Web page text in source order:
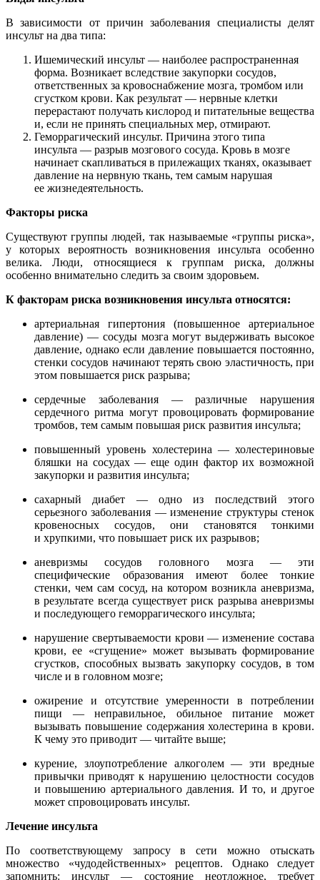
В зависимости от причин заболевания специалисты делят
инсульт на два типа:
Ишемический инсульт — наиболее распространенная
форма. Возникает вследствие закупорки сосудов,
ответственных за кровоснабжение мозга, тромбом или
сгустком крови. Как результат — нервные клетки
перерастают получать кислород и питательные вещества
и, если не принять специальных мер, отмирают.
Геморрагический инсульт. Причина этого типа
инсульта — разрыв мозгового сосуда. Кровь в мозге
начинает скапливаться в прилежащих тканях, оказывает
давление на нервную ткань, тем самым нарушая
ее жизнедеятельность.
Факторы риска
Существуют группы людей, так называемые «группы риска»,
у которых вероятность возникновения инсульта особенно
велика. Люди, относящиеся к группам риска, должны
особенно внимательно следить за своим здоровьем.
К факторам риска возникновения инсульта относятся:
артериальная гипертония (повышенное артериальное
давление) — сосуды мозга могут выдерживать высокое
давление, однако если давление повышается постоянно,
стенки сосудов начинают терять свою эластичность, при
этом повышается риск разрыва;
сердечные заболевания — различные нарушения
сердечного ритма могут провоцировать формирование
тромбов, тем самым повышая риск развития инсульта;
повышенный уровень холестерина — холестериновые
бляшки на сосудах — еще один фактор их возможной
закупорки и развития инсульта;
сахарный диабет — одно из последствий этого
серьезного заболевания — изменение структуры стенок
кровеносных сосудов, они становятся тонкими
и хрупкими, что повышает риск их разрывов;
аневризмы сосудов головного мозга — эти
специфические образования имеют более тонкие
стенки, чем сам сосуд, на котором возникла аневризма,
в результате всегда существует риск разрыва аневризмы
и последующего геморрагического инсульта;
нарушение свертываемости крови — изменение состава
крови, ее «сгущение» может вызывать формирование
сгустков, способных вызвать закупорку сосудов, в том
числе и в головном мозге;
ожирение и отсутствие умеренности в потреблении
пищи — неправильное, обильное питание может
вызывать повышение содержания холестерина в крови.
К чему это приводит — читайте выше;
курение, злоупотребление алкоголем — эти вредные
привычки приводят к нарушению целостности сосудов
и повышению артериального давления. И то, и другое
может спровоцировать инсульт.
Лечение инсульта
По соответствующему запросу в сети можно отыскать
множество «чудодейственных» рецептов. Однако следует
запомнить: инсульт — состояние неотложное, требует